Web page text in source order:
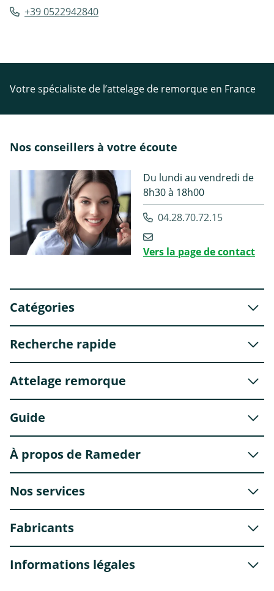
+39 0522942840
Votre spécialiste de l’attelage de remorque en France
Nos conseillers à votre écoute
Du lundi au vendredi de
8h30 à 18h00
04.28.70.72.15
Vers la page de contact
Catégories
Recherche rapide
Attelage remorque
Guide
À propos de Rameder
Nos services
Fabricants
Informations légales